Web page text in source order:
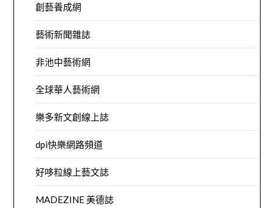
創藝養成網
藝術新聞雜誌
非池中藝術網
全球華人藝術網
樂多新文創線上誌
dpi快樂網路頻道
好哆粒線上藝文誌
MADEZINE 美德誌